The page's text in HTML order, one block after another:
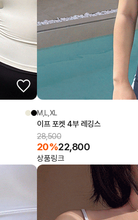
M,L,XL
이프 포켓 4부 레깅스
28,500
20%22,800
상품링크